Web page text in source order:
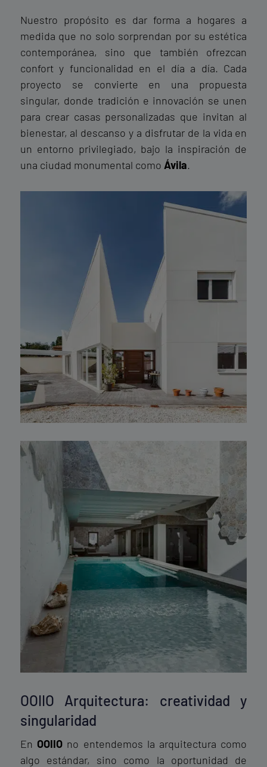
Nuestro propósito es dar forma a hogares a
medida que no solo sorprendan por su estética
contemporánea, sino que también ofrezcan
confort y funcionalidad en el día a día. Cada
proyecto se convierte en una propuesta
singular, donde tradición e innovación se unen
para crear casas personalizadas que invitan al
bienestar, al descanso y a disfrutar de la vida en
un entorno privilegiado, bajo la inspiración de
una ciudad monumental como Ávila.
OOIIO Arquitectura: creatividad y
singularidad
En OOIIOno entendemos la arquitectura como
algo estándar, sino como la oportunidad de